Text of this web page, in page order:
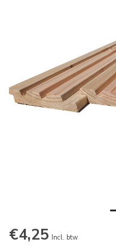
€4,25 Incl. btw